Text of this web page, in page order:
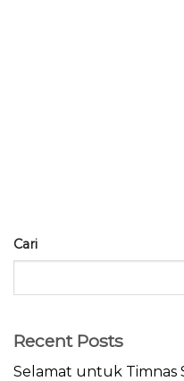
Cari
Recent Posts
Selamat untuk Timnas